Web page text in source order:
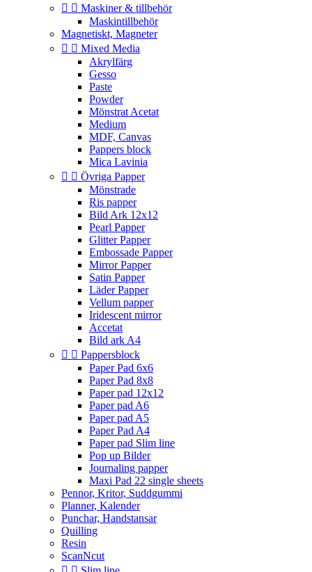
  Maskiner & tillbehör
Maskintillbehör
Magnetiskt, Magneter
  Mixed Media
Akrylfärg
Gesso
Paste
Powder
Mönstrat Acetat
Medium
MDF, Canvas
Pappers block
Mica Lavinia
  Övriga Papper
Mönstrade
Ris papper
Bild Ark 12x12
Pearl Papper
Glitter Papper
Embossade Papper
Mirror Papper
Satin Papper
Läder Papper
Vellum papper
Iridescent mirror
Accetat
Bild ark A4
  Pappersblock
Paper Pad 6x6
Paper Pad 8x8
Paper pad 12x12
Paper pad A6
Paper pad A5
Paper Pad A4
Paper pad Slim line
Pop up Bilder
Journaling papper
Maxi Pad 22 single sheets
Pennor, Kritor, Suddgummi
Planner, Kalender
Punchar, Handstansar
Quilling
Resin
ScanNcut